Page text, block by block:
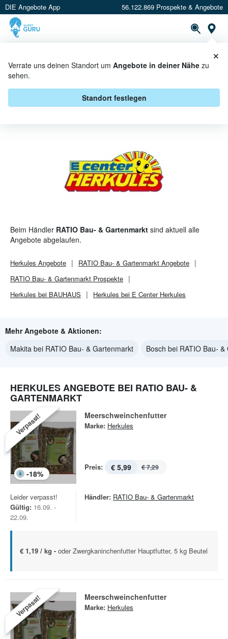
DIE Angebote App 56.122.869 Prospekte & Angebote
Verrate uns deinen Standort um Angebote in deiner Nähe zu
sehen.
Standort festlegen
×
HERKULES BEI RATIO BAU- &
GARTENMARKT - ANGEBOTE &
AKTIONEN
Beim Händler RATIO Bau- & Gartenmarkt sind aktuell alle
Angebote abgelaufen.
Herkules Angebote RATIO Bau- & Gartenmarkt Angebote
RATIO Bau- & Gartenmarkt Prospekte
Herkules bei BAUHAUS
Herkules bei E Center Herkules
Mehr Angebote & Aktionen:
Makita bei RATIO Bau- & Gartenmarkt
Bosch bei RATIO Bau-
HERKULES ANGEBOTE BEI RATIO BAU- &
GARTENMARKT
Verpasst!
-18%
Meerschweinchenfutter
Marke: Herkules
Preis: € 5,99 € 7,29
Leider verpasst!
Gültig: 16.09. -
22.09.
Händler: RATIO Bau- & Gartenmarkt
€ 1,19 / kg - oder Zwergkaninchenfutter Hauptfutter, 5 kg Beutel
Verpasst! Meerschweinchenfutter
Marke: Herkules